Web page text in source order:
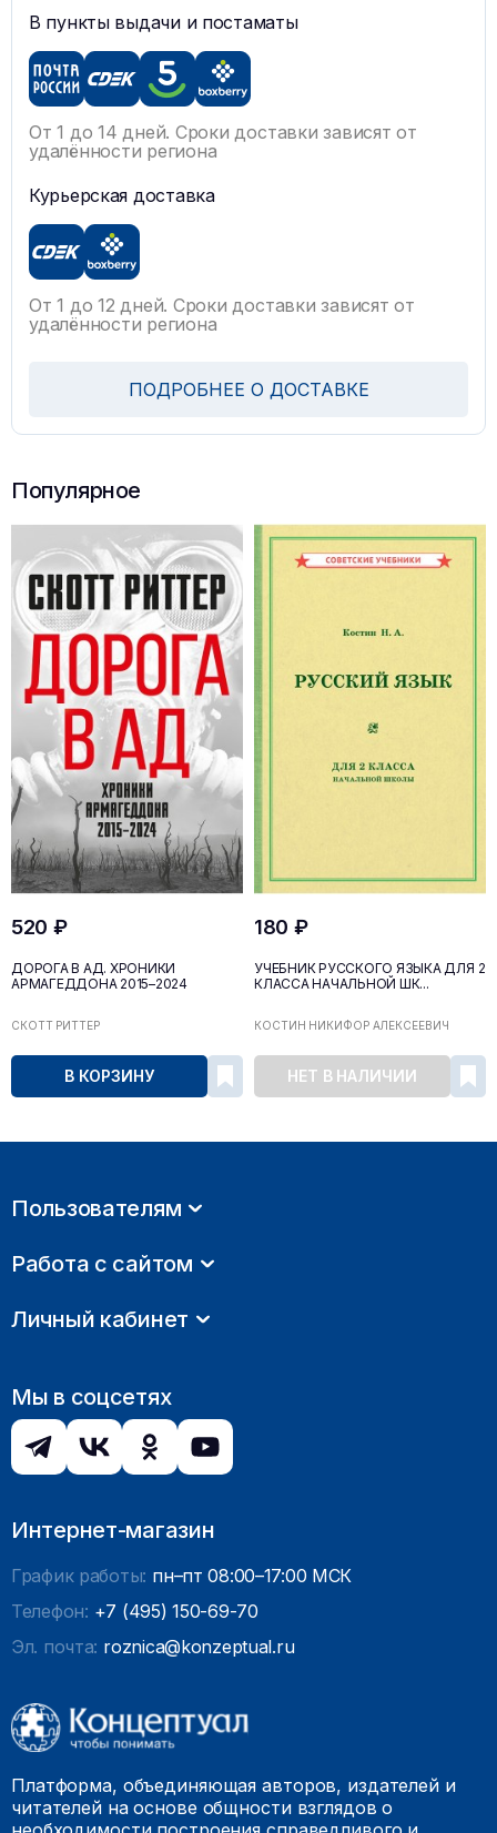
В пункты выдачи и постаматы
От 1 до 14 дней. Сроки доставки зависят от
удалённости региона
Курьерская доставка
От 1 до 12 дней. Сроки доставки зависят от
удалённости региона
ПОДРОБНЕЕ О ДОСТАВКЕ
Популярное
520 ₽
ДОРОГА В АД. ХРОНИКИ
АРМАГЕДДОНА 2015–2024
СКОТТ РИТТЕР
В КОРЗИНУ
180 ₽
УЧЕБНИК РУССКОГО ЯЗЫКА ДЛЯ 2
КЛАССА НАЧАЛЬНОЙ ШК...
КОСТИН НИКИФОР АЛЕКСЕЕВИЧ
НЕТ В НАЛИЧИИ
Пользователям
Работа с сайтом
Личный кабинет
Мы в соцсетях
Интернет-магазин
График работы: пн–пт 08:00–17:00 МСК
Телефон: +7 (495) 150-69-70
Эл. почта: roznica@konzeptual.ru
Платформа, объединяющая авторов, издателей и
читателей на основе общности взглядов о